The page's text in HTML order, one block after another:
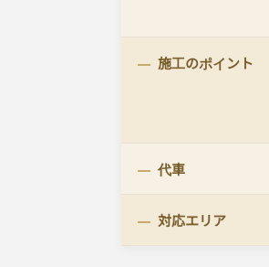
施工のポイント
代車
対応エリア